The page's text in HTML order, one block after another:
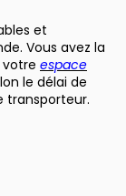
et
Vous avez la
espace
le délai de
transporteur.